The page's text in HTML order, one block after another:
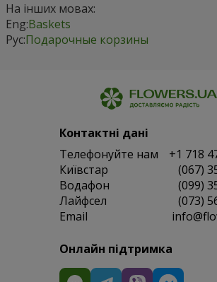
На інших мовах:
Eng:Baskets
Рус:Подарочные корзины
Контактні дані
Телефонуйте нам
+1 718
Київстар
(067)
Водафон
(099)
Лайфсел
(073)
Email
Онлайн підтримка